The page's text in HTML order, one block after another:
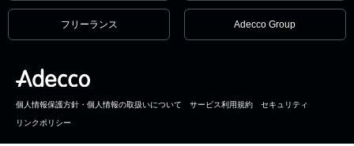
フリーランス Adecco Group
個人情報保護方針・個人情報の取扱いについて サービス利用規約 セキュリティ
リンクポリシー